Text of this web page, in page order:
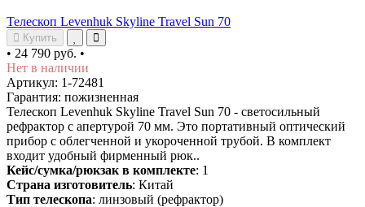
Телескоп Levenhuk Skyline Travel Sun 70
Купить
• 24 790 руб. •
Нет в наличии
Артикул: 1-72481
Гарантия: пожизненная
Телескоп Levenhuk Skyline Travel Sun 70 - светосильный
рефрактор с апертурой 70 мм. Это портативный оптический
прибор с облегченной и укороченной трубой. В комплект
входит удобный фирменный рюк..
Кейс/сумка/рюкзак в комплекте: 1
Страна изготовитель: Китай
Тип телескопа: линзовый (рефрактор)